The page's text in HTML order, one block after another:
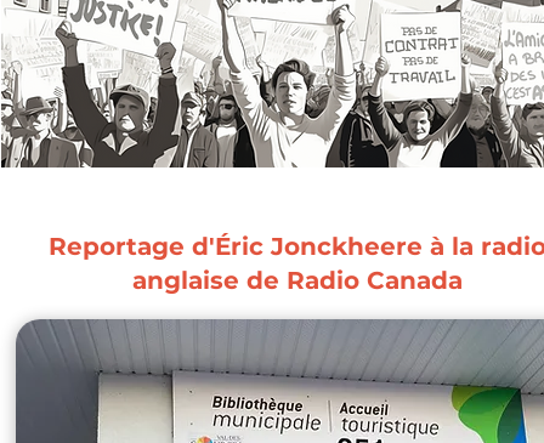
Reportage d'Éric Jonckheere à la
anglaise de Radio Canada